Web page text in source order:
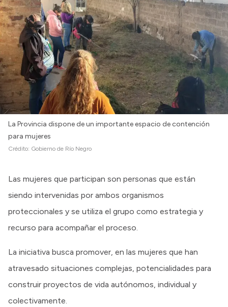
La Provincia dispone de un importante espacio de contención
para mujeres
Crédito: Gobierno de Río Negro
Las mujeres que participan son personas que están
siendo intervenidas por ambos organismos
proteccionales y se utiliza el grupo como estrategia y
recurso para acompañar el proceso.
La iniciativa busca promover, en las mujeres que han
atravesado situaciones complejas, potencialidades para
construir proyectos de vida autónomos, individual y
colectivamente.